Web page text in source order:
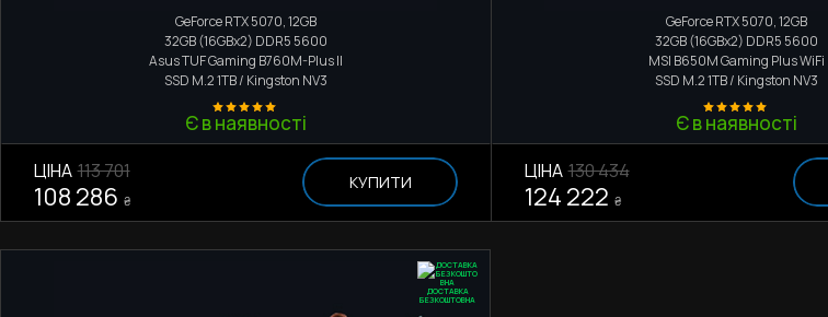
GeForce RTX 5070, 12GB
32GB (16GBx2) DDR5 5600
Asus TUF Gaming B760M-Plus II
SSD M.21TB / Kingston NV3
Є в наявності
ЦІНА 113 701
108 286 ₴
КУПИТИ
GeForce RTX 5070, 12GB
32GB (16GBx2) DDR5 5600
MSI B650M Gaming Plus WiFi
SSD M.21TB / Kingston NV3
Є в наявності
ЦІНА 130 434
124 222 ₴
ДОСТАВКА
БЕЗКОШТОВНА